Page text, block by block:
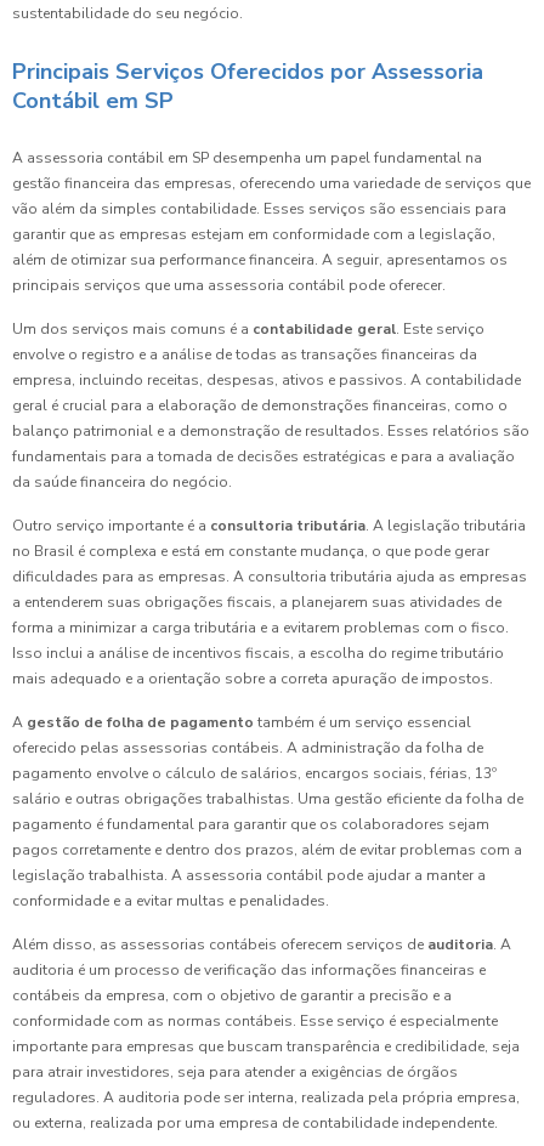
sustentabilidade do seu negócio.
Principais Serviços Oferecidos por Assessoria
Contábil em SP
A assessoria contábil em SP desempenha um papel fundamental na
gestão financeira das empresas, oferecendo uma variedade de serviços que
vão além da simples contabilidade. Esses serviços são essenciais para
garantir que as empresas estejam em conformidade com a legislação,
além de otimizar sua performance financeira. A seguir, apresentamos os
principais serviços que uma assessoria contábil pode oferecer.
Um dos serviços mais comuns é a contabilidade geral. Este serviço
envolve o registro e a análise de todas as transações financeiras da
empresa, incluindo receitas, despesas, ativos e passivos. A contabilidade
geral é crucial para a elaboração de demonstrações financeiras, como o
balanço patrimonial e a demonstração de resultados. Esses relatórios são
fundamentais para a tomada de decisões estratégicas e para a avaliação
da saúde financeira do negócio.
Outro serviço importante é a consultoria tributária. A legislação tributária
no Brasil é complexa e está em constante mudança, o que pode gerar
dificuldades para as empresas. A consultoria tributária ajuda as empresas
a entenderem suas obrigações fiscais, a planejarem suas atividades de
forma a minimizar a carga tributária e a evitarem problemas com o fisco.
Isso inclui a análise de incentivos fiscais, a escolha do regime tributário
mais adequado e a orientação sobre a correta apuração de impostos.
A gestão de folha de pagamento também é um serviço essencial
oferecido pelas assessorias contábeis. A administração da folha de
pagamento envolve o cálculo de salários, encargos sociais, férias, 13º
salário e outras obrigações trabalhistas. Uma gestão eficiente da folha de
pagamento é fundamental para garantir que os colaboradores sejam
pagos corretamente e dentro dos prazos, além de evitar problemas com a
legislação trabalhista. A assessoria contábil pode ajudar a manter a
conformidade e a evitar multas e penalidades.
Além disso, as assessorias contábeis oferecem serviços de auditoria. A
auditoria é um processo de verificação das informações financeiras e
contábeis da empresa, com o objetivo de garantir a precisão e a
conformidade com as normas contábeis. Esse serviço é especialmente
importante para empresas que buscam transparência e credibilidade, seja
para atrair investidores, seja para atender a exigências de órgãos
reguladores. A auditoria pode ser interna, realizada pela própria empresa,
ou externa, realizada por uma empresa de contabilidade independente.